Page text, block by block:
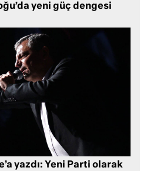
yeni güç dengesi
yazdı: Yeni Parti olarak